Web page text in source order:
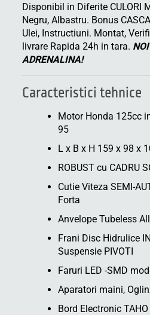
Disponibil in Diferite CULORI
Negru, Albastru. Bonus
Ulei, Instructiuni. Montat,
livrare Rapida 24h in tara.
ADRENALINA!
Caracteristici tehnice
Motor Honda 125cc
95
L x B x H 159 x 98 x
ROBUST cu CADRU
Cutie Viteza SEMI-
Forta
Anvelope Tubeless
Frani Disc Hidrulice
Suspensie PIVOTI
Faruri LED -SMD
Aparatori maini,
Bord Electronic